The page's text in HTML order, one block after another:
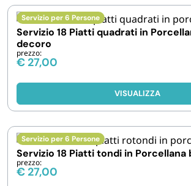
Servizio per 6 Persone
Servizio 18 Piatti quadrati in
decoro
prezzo:
€ 27,00
VISUALIZZA
Servizio per 6 Persone
Servizio 18 Piatti tondi in Porcellana
prezzo:
€ 27,00